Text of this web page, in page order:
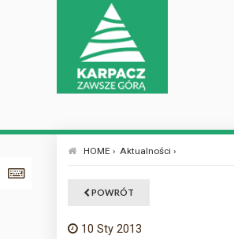
HOME › Aktualności ›
POWRÓT
10 Sty 2013